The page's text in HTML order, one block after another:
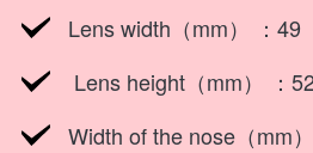
Lens width（mm） ：49
Lens height（mm） ：
Width of the nose（mm